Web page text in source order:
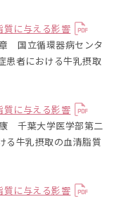
質に与える影響
国立循環器病センタ
患者における牛乳摂取
質に与える影響
千葉大学医学部第二
る牛乳摂取の血清脂質
質に与える影響